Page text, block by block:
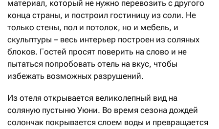
материал, который не нужно перевозить с другого
конца страны, и построил гостиницу из соли. Не
только стены, пол и потолок, но и мебель, и
скульптуры – весь интерьер построен из соляных
блоков. Гостей просят поверить на слово и не
пытаться попробовать отель на вкус, чтобы
избежать возможных разрушений.
Из отеля открывается великолепный вид на
соляную пустыню Уюни. Во время сезона дождей
солончак покрывается слоем воды и превращается